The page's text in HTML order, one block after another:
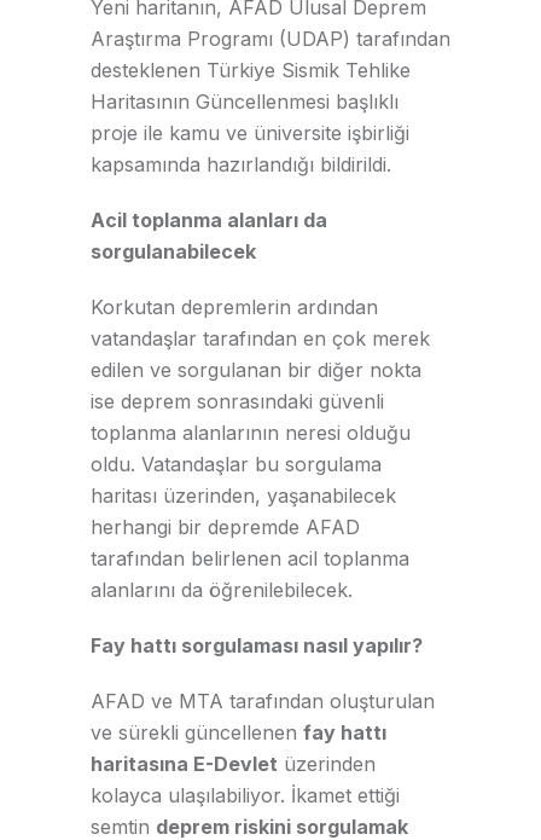
Yeni haritanın, AFAD Ulusal Deprem
Araştırma Programı (UDAP) tarafından
desteklenen Türkiye Sismik Tehlike
Haritasının Güncellenmesi başlıklı
proje ile kamu ve üniversite işbirliği
kapsamında hazırlandığı bildirildi.
Acil toplanma alanları da
sorgulanabilecek
Korkutan depremlerin ardından
vatandaşlar tarafından en çok merek
edilen ve sorgulanan bir diğer nokta
ise deprem sonrasındaki güvenli
toplanma alanlarının neresi olduğu
oldu. Vatandaşlar bu sorgulama
haritası üzerinden, yaşanabilecek
herhangi bir depremde AFAD
tarafından belirlenen acil toplanma
alanlarını da öğrenilebilecek.
Fay hattı sorgulaması nasıl yapılır?
AFAD ve MTA tarafından oluşturulan
ve sürekli güncellenen fay hattı
haritasına E-Devlet üzerinden
kolayca ulaşılabiliyor. İkamet ettiği
semtin deprem riskini sorgulamak